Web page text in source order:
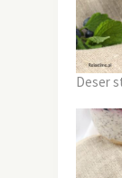
Deser